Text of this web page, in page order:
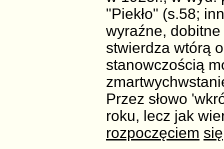
"Piekło" (s.58;
wyraźne,
stwierdza wtórą
stanowczością
Przez słowo
roku, lecz jak
rozpoczęciem się